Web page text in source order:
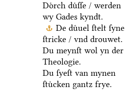
Doͤrch duͤſſe / werden
wy Gades kyndt.
De duͤuel ſtelt ſyne
ſtricke / vnd drouwet.
Du meynſt wol yn der
Theologie.
Du ſyeſt van mynen
ſtuͤcken gantz frye.